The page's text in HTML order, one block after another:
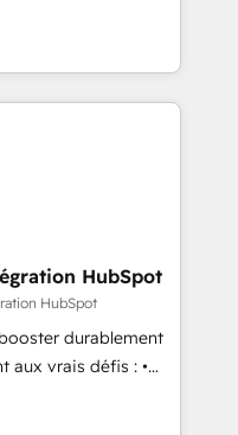
that attract
that turn
Named
Year in 2024,
top 5 partners
in the ecosystem,
speaks for itself.
delivering
in the UK, USA,
Singapore, and
all seven
HubSpot
HubSpot
durablement
vrais défis : •
outils (ERP,